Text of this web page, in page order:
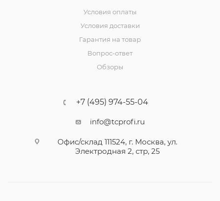
Условия оплаты
Условия доставки
Гарантия на товар
Вопрос-ответ
Обзоры
+7 (495) 974-55-04
info@tcprofi.ru
Офис/склад 111524, г. Москва, ул.
Электродная 2, стр, 25